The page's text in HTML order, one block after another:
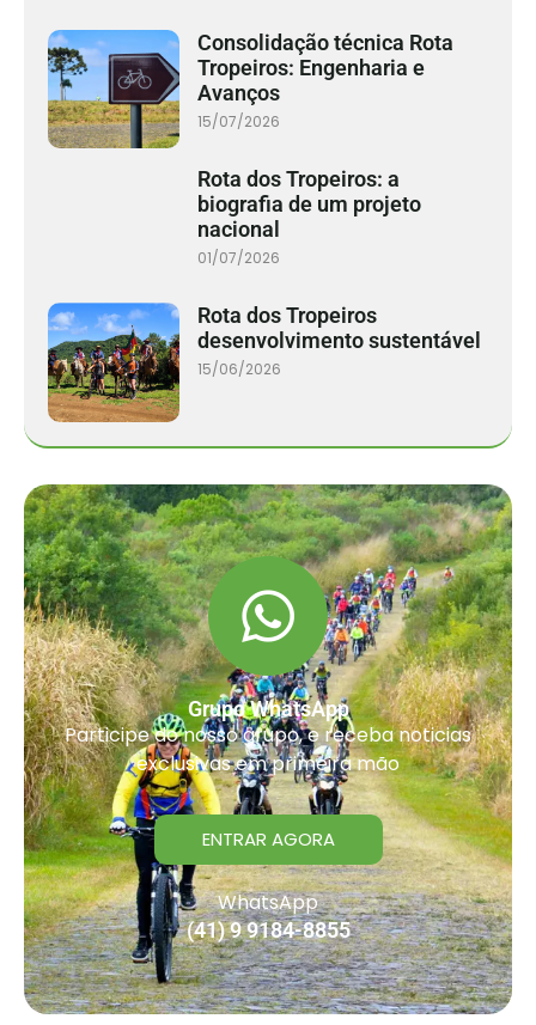
Consolidação técnica Rota
Tropeiros: Engenharia e
Avanços
15/07/2026
Rota dos Tropeiros: a
biografia de um projeto
nacional
01/07/2026
Rota dos Tropeiros
desenvolvimento sustentável
15/06/2026
Grupo WhatsApp
Participe do nosso grupo, e receba noticias
exclusivas em primeira mão
ENTRAR AGORA
WhatsApp
(41) 9 9184-8855